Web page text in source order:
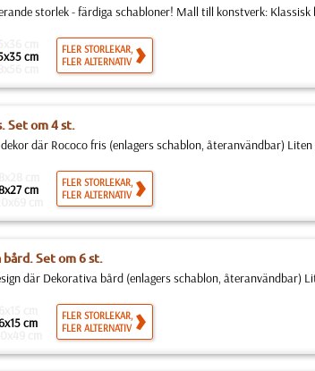
storlek - färdiga schabloner! Mall till konstverk: Klassisk
cm
FLER STORLEKAR,
FLER ALTERNATIV
Set om 4 st.
där Rococo fris (enlagers schablon, återanvändbar)
cm
FLER STORLEKAR,
FLER ALTERNATIV
Set om 6 st.
där Dekorativa bård (enlagers schablon, återanvändbar)
cm
FLER STORLEKAR,
FLER ALTERNATIV